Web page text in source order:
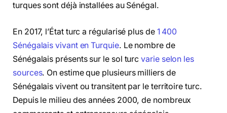
turques sont déjà installées au Sénégal.
En 2017, l’État turc a régularisé plus de 1 400
Sénégalais vivant en Turquie. Le nombre de
Sénégalais présents sur le sol turcvarie selon les
sources. On estime que plusieurs milliers de
Sénégalais vivent ou transitent par le territoire turc.
Depuis le milieu des années 2000, de nombreux